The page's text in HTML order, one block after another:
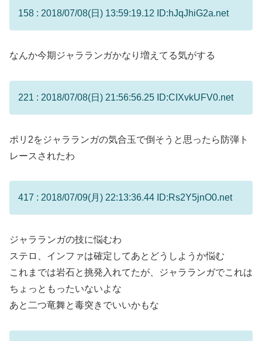
158 : 2018/07/08(日) 13:59:19.12 ID:hJqJhiG2a.net
なんか今期ジャラランガかなり増えてる気がする
221 : 2018/07/08(日) 21:56:56.25 ID:CIXvkUFV0.net
ポリ2をジャラランガの気合玉で倒そうと思ったら防弾ト
レースされたわ
417 : 2018/07/09(月) 22:13:36.44 ID:Rs2Y5jnO0.net
ジャラランガの技に悩むわ
ステロ、インファは確定してあとどうしようか悩む
これまでは岩石と挑発入れてたが、ジャラランガでこれは
ちょっともったいないよな
あと二つ竜舞と毒突きでいいかもな